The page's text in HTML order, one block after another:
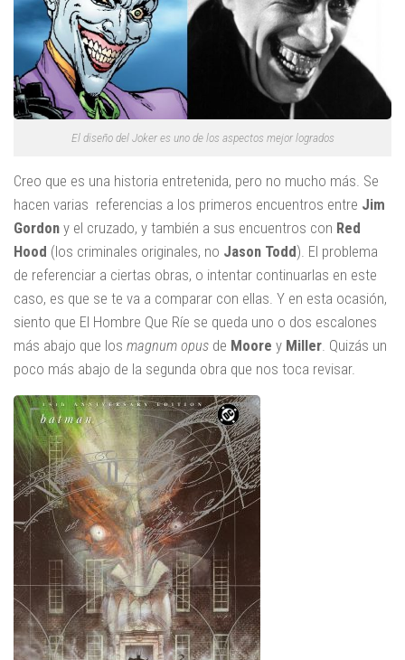
El diseño del Joker es uno de los aspectos mejor logrados
Creo que es una historia entretenida, pero no mucho más. Se
hacen varias referencias a los primeros encuentros entre Jim
Gordon y el cruzado, y también a sus encuentros con Red
Hood (los criminales originales, no Jason Todd). El problema
de referenciar a ciertas obras, o intentar continuarlas en este
caso, es que se te va a comparar con ellas. Y en esta ocasión,
siento que El Hombre Que Ríe se queda uno o dos escalones
más abajo que los magnum opus de Moore y Miller . Quizás un
poco más abajo de la segunda obra que nos toca revisar.